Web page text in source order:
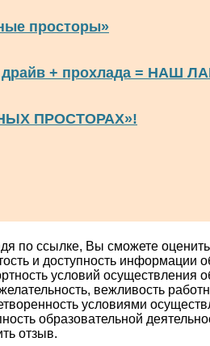
просторы»
+ прохлада = НАШ
ПРОСТОРАХ»!
по ссылке, Вы сможете
и доступность информации
условий осуществления
вежливость
условиями
образовательной
отзыв.